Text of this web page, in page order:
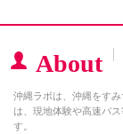
About
沖縄ラボは、沖縄をす
は、現地体験や高速バ
す。